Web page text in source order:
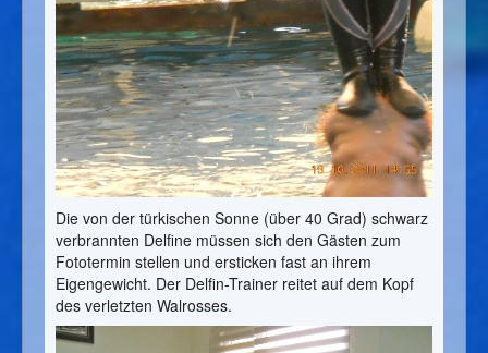
Die von der türkischen Sonne (über 40 Grad) schwarz
verbrannten Delfine müssen sich den Gästen zum
Fototermin stellen und ersticken fast an ihrem
Eigengewicht. Der Delfin-Trainer reitet auf dem Kopf
des verletzten Walrosses.